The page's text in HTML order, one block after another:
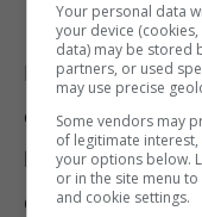
In questo modo
è ristretta e
lavoratrici.
che, secondo i
Your personal data
your device
data) may be stored
partners, or used
may use precise
Some vendors may
of legitimate
your options below.
or in the site menu
and cookie settings.